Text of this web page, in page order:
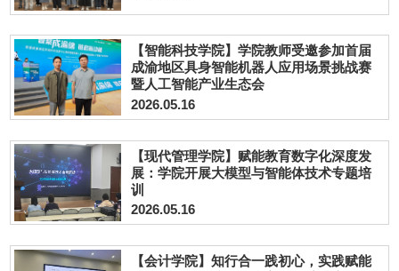
【智能科技学院】学院教师受邀参加首届
成渝地区具身智能机器人应用场景挑战赛
暨人工智能产业生态会
2026.05.16
【现代管理学院】赋能教育数字化深度发
展：学院开展大模型与智能体技术专题培
训
2026.05.16
【会计学院】知行合一践初心，实践赋能